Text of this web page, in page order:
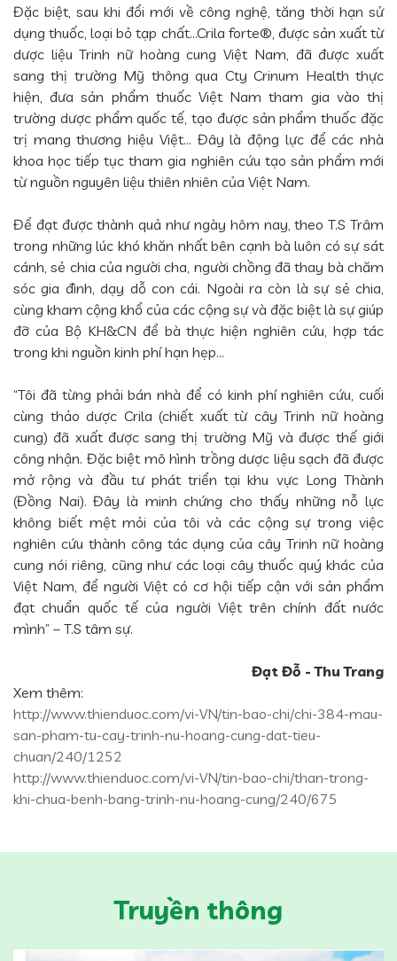
Đặc biệt, sau khi đổi mới về công nghệ, tăng thời hạn sử
dụng thuốc, loại bỏ tạp chất…Crila forte®, được sản xuất từ
dược liệu Trinh nữ hoàng cung Việt Nam, đã được xuất
sang thị trường Mỹ thông qua Cty Crinum Health thực
hiện, đưa sản phẩm thuốc Việt Nam tham gia vào thị
trường dược phẩm quốc tế, tạo được sản phẩm thuốc đặc
trị mang thương hiệu Việt... Đây là động lực để các nhà
khoa học tiếp tục tham gia nghiên cứu tạo sản phẩm mới
từ nguồn nguyên liệu thiên nhiên của Việt Nam.
Để đạt được thành quả như ngày hôm nay, theo T.S Trâm
trong những lúc khó khăn nhất bên cạnh bà luôn có sự sát
cánh, sẻ chia của người cha, người chồng đã thay bà chăm
sóc gia đình, dạy dỗ con cái. Ngoài ra còn là sự sẻ chia,
cùng kham cộng khổ của các cộng sự và đặc biệt là sự giúp
đỡ của Bộ KH&CN để bà thực hiện nghiên cứu, hợp tác
trong khi nguồn kinh phí hạn hẹp…
“Tôi đã từng phải bán nhà để có kinh phí nghiên cứu, cuối
cùng thảo dược Crila (chiết xuất từ cây Trinh nữ hoàng
cung) đã xuất được sang thị trường Mỹ và được thế giới
công nhận. Đặc biệt mô hình trồng dược liệu sạch đã được
mở rộng và đầu tư phát triển tại khu vực Long Thành
(Đồng Nai). Đây là minh chứng cho thấy những nỗ lực
không biết mệt mỏi của tôi và các cộng sự trong việc
nghiên cứu thành công tác dụng của cây Trinh nữ hoàng
cung nói riêng, cũng như các loại cây thuốc quý khác của
Việt Nam, để người Việt có cơ hội tiếp cận với sản phẩm
đạt chuẩn quốc tế của người Việt trên chính đất nước
mình” – T.S tâm sự.
Đạt Đỗ - Thu Trang
Xem thêm:
http://www.thienduoc.com/vi-VN/tin-bao-chi/chi-384-mau-
san-pham-tu-cay-trinh-nu-hoang-cung-dat-tieu-
chuan/240/1252
http://www.thienduoc.com/vi-VN/tin-bao-chi/than-trong-
khi-chua-benh-bang-trinh-nu-hoang-cung/240/675
Truyền thông